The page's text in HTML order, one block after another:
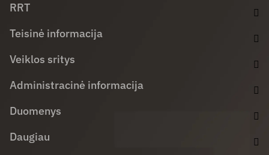
RRT
Teisinė informacija
Veiklos sritys
Administracinė informacija
Duomenys
Daugiau